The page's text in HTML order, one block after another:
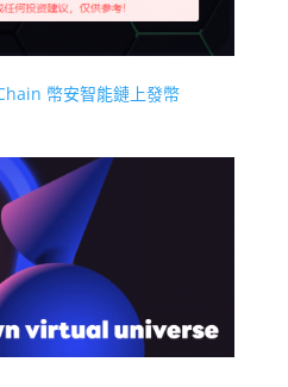
幣安智能鏈上發幣